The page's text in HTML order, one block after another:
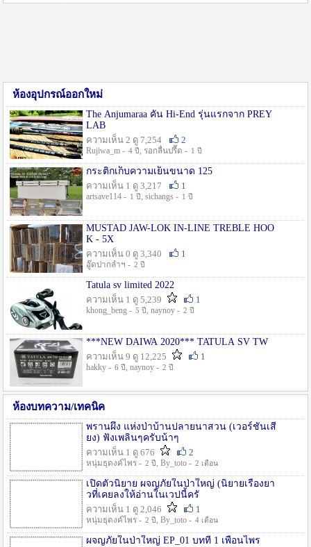
ห้องอุปกรณ์ออกใหม่
The Anjumaraa คัน Hi-End รุ่นแรกจาก PREY
LAB
ความเห็น 2 ดู 7,254
2
Rujiwa_m - 4 ปี , รอกลื่นปรื๊ด - 1 ปี
กระติกเก็บความเย็นขนาด 125
ความเห็น 1 ดู 3,217
1
artsave114 - 1 ปี , sichangs - 1 ปี
MUSTAD JAW-LOK IN-LINE TREBLE HOO
K - 5X
ความเห็น 0 ดู 3,340
1
อู๊ดปากลำฯ - 2 ปี
Tatula sv limited 2022
ความเห็น 1 ดู 5,239
1
khong_beng - 5 ปี , naynoy - 2 ปี
***NEW DAIWA 2020*** TATULA SV TW
ความเห็น 9 ดู 12,225
1
hakky - 6 ปี , naynoy - 2 ปี
ห้องบทความ/เทคนิค
พรานผึ้ง แห่งป่าบ้านปลายนาสวน (เวอร์ชั่นเสี
ยง) ฟังเพลินๆครับน้าๆ
ความเห็น 1 ดู 676
2
หนุ่มธุดงค์ไพร - 2 ปี , By_toto - 2 เดือน
เปิดตัวนิยาย ผจญภัยในป่าใหญ่ (นิยายเรื่องยา
วที่เคยลงให้อ่านในเวปนี้ครั
ความเห็น 1 ดู 2,046
1
หนุ่มธุดงค์ไพร - 2 ปี , By_toto - 4 เดือน
ผจญภัยในป่าใหญ่ EP_01 บทที่ 1 เพื่อนไพร